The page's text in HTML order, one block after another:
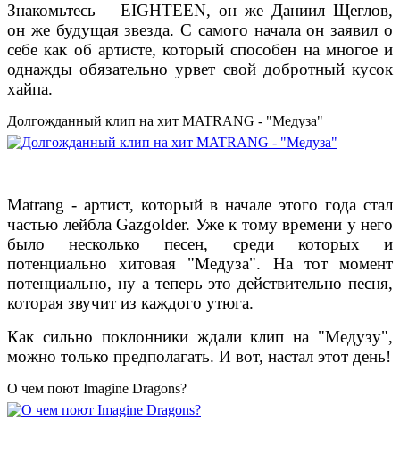
Знакомьтесь – EIGHTEEN, он же Даниил Щеглов,
он же будущая звезда. С самого начала он заявил о
себе как об артисте, который способен на многое и
однажды обязательно урвет свой добротный кусок
хайпа.
Долгожданный клип на хит MATRANG - "Медуза"
Matrang - артист, который в начале этого года стал
частью лейбла Gazgolder. Уже к тому времени у него
было несколько песен, среди которых и
потенциально хитовая "Медуза". На тот момент
потенциально, ну а теперь это действительно песня,
которая звучит из каждого утюга.
Как сильно поклонники ждали клип на "Медузу",
можно только предполагать. И вот, настал этот день!
О чем поют Imagine Dragons?